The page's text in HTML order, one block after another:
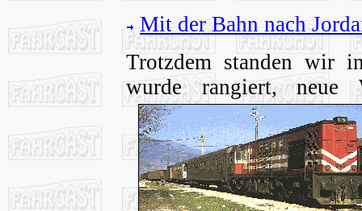
Mit der Bahn nach
Trotzdem standen wir
wurde rangiert, neue